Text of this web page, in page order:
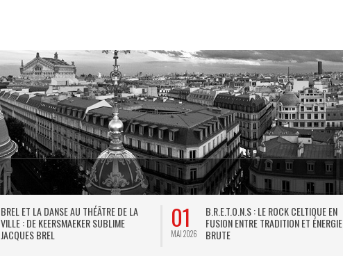
BREL ET LA DANSE AU THÉÂTRE DE LA
VILLE : DE KEERSMAEKER SUBLIME
JACQUES BREL
01
MAI 2026
B.R.E.T.O.N.S : LE ROCK CELTIQUE EN
FUSION ENTRE TRADITION ET ÉNERGIE
BRUTE